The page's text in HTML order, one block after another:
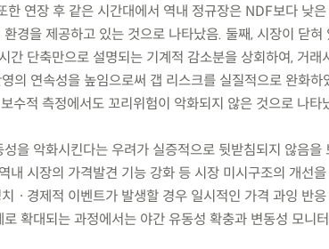
연장 후 같은 시간대에서 역내 정규장은 NDF보다 낮
경을 제공하고 있는 것으로 나타났음. 둘째, 시장이 닫혀
간 단축만으로 설명되는 기계적 감소분을 상회하여, 거래
의 연속성을 높임으로써 갭 리스크를 실질적으로 완화하
수적 측정에서도 꼬리위험이 악화되지 않은 것으로 나타
을 악화시킨다는 우려가 실증적으로 뒷받침되지 않음을
내 시장의 가격발견 기능 강화 등 시장 미시구조의 개선
ㆍ경제적 이벤트가 발생할 경우 일시적인 가격 과잉 반
확대되는 과정에서는 야간 유동성 확충과 변동성 모니